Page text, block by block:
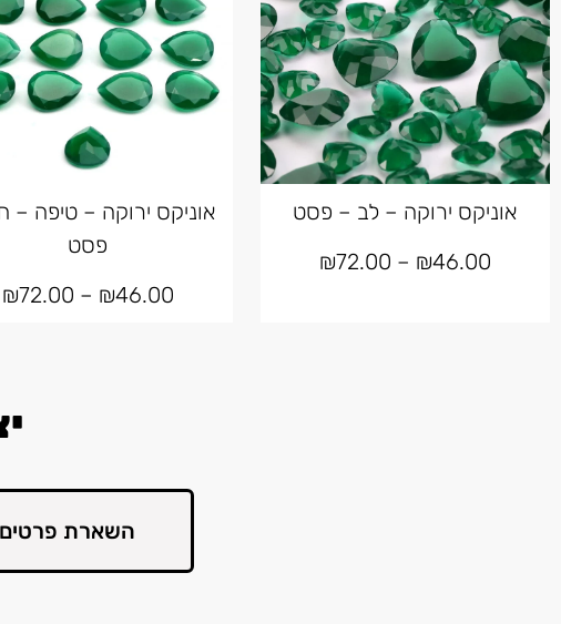
אוניקס ירוקה – לב – פסט
₪46.00
–
₪72.00
אוניקס ירוקה – טיפה –
פסט
₪46.00
–
₪72.00
השארת פרטים